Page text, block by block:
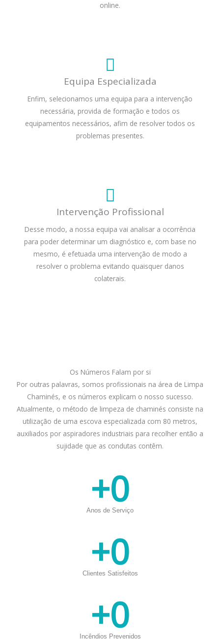
online.
Equipa Especializada
Enfim, selecionamos uma equipa para a intervenção
necessária, provida de formação e todos os
equipamentos necessários, afim de resolver todos os
problemas presentes.
Intervenção Profissional
Desse modo, a nossa equipa vai analisar a ocorrência
para poder determinar um diagnóstico e, com base no
mesmo, é efetuada uma intervenção de modo a
resolver o problema evitando quaisquer danos
colaterais.
Os Números Falam por si
Por outras palavras, somos profissionais na área de Limpa
Chaminés, e os números explicam o nosso sucesso.
Atualmente, o método de limpeza de chaminés consiste na
utilização de uma escova especializada com 80 metros,
auxiliados por aspiradores industriais para recolher então a
sujidade que as condutas contêm.
Anos de Serviço
+0
Clientes Satisfeitos
+0
Incêndios Prevenidos
+0